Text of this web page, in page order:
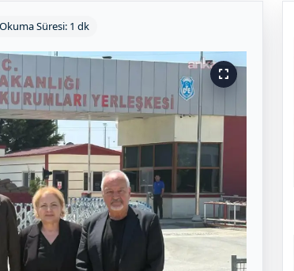
Süresi: 1 dk